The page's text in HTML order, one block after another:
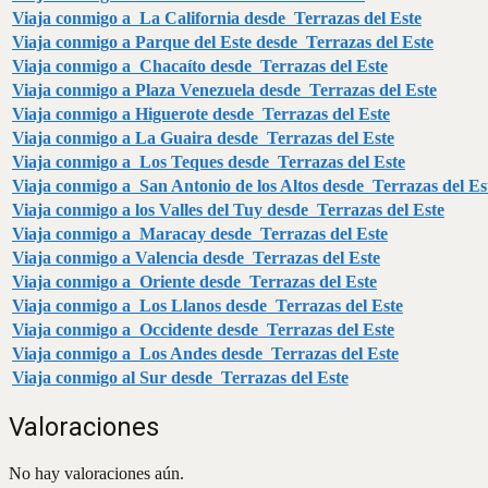
Viaja conmigo a La California desde Terrazas del Este
Viaja conmigo a Parque del Este desde Terrazas del Este
Viaja conmigo a Chacaíto desde Terrazas del Este
Viaja conmigo a Plaza Venezuela desde Terrazas del Este
Viaja conmigo a Higuerote desde Terrazas del Este
Viaja conmigo a La Guaira desde Terrazas del Este
Viaja conmigo a Los Teques desde Terrazas del Este
Viaja conmigo a San Antonio de los Altos desde Terrazas del
Viaja conmigo a los Valles del Tuy desde Terrazas del Este
Viaja conmigo a Maracay desde Terrazas del Este
Viaja conmigo a Valencia desde Terrazas del Este
Viaja conmigo a Oriente desde Terrazas del Este
Viaja conmigo a Los Llanos desde Terrazas del Este
Viaja conmigo a Occidente desde Terrazas del Este
Viaja conmigo a Los Andes desde Terrazas del Este
Viaja conmigo al Sur desde Terrazas del Este
Valoraciones
No hay valoraciones aún.